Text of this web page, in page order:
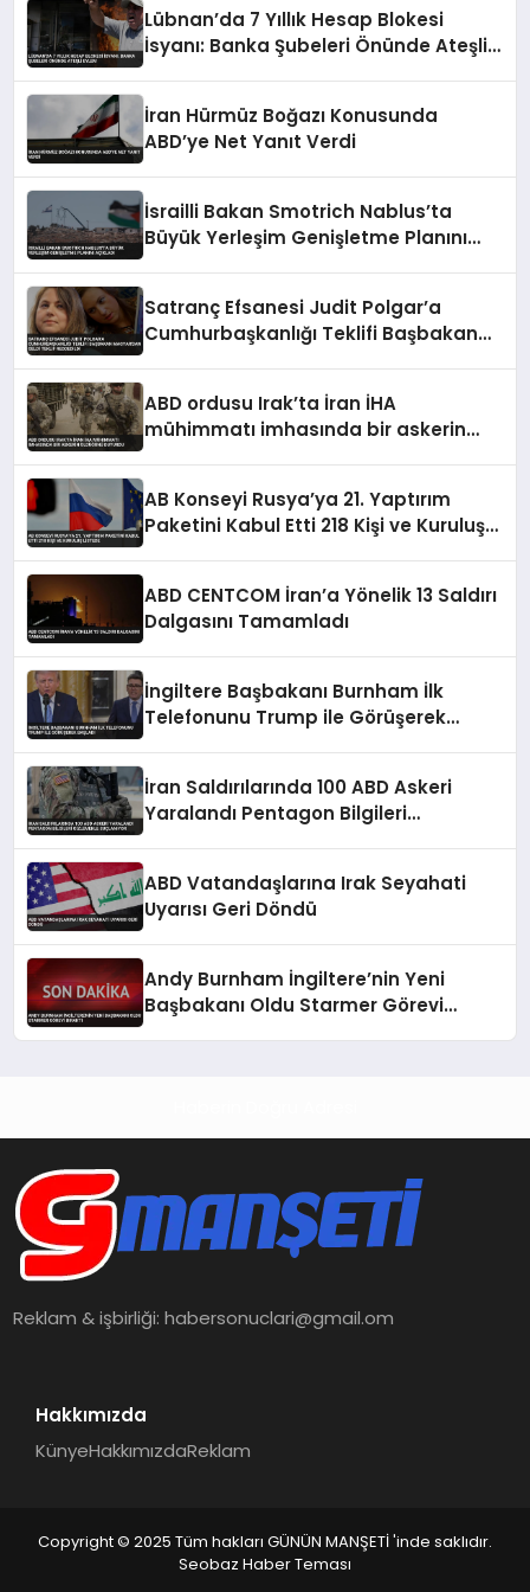
Lübnan’da 7 Yıllık Hesap Blokesi
İsyanı: Banka Şubeleri Önünde Ateşli
İran Hürmüz Boğazı Konusunda
ABD’ye Net Yanıt Verdi
İsrailli Bakan Smotrich Nablus’ta
Büyük Yerleşim Genişletme Planını
Satranç Efsanesi Judit Polgar’a
Cumhurbaşkanlığı Teklifi Başbakan
ABD ordusu Irak’ta İran İHA
mühimmatı imhasında bir askerin
AB Konseyi Rusya’ya 21. Yaptırım
Paketini Kabul Etti 218 Kişi ve Kuruluş
ABD CENTCOM İran’a Yönelik 13 Saldırı
Dalgasını Tamamladı
İngiltere Başbakanı Burnham İlk
Telefonunu Trump ile Görüşerek
İran Saldırılarında 100 ABD Askeri
Yaralandı Pentagon Bilgileri
ABD Vatandaşlarına Irak Seyahati
Uyarısı Geri Döndü
Andy Burnham İngiltere’nin Yeni
Başbakanı Oldu Starmer Görevi
Reklam & işbirliği:habersonuclari@gmail.om
Hakkımızda
KünyeHakkımızdaReklam
Copyright © 2025 Tüm hakları GÜNÜN MANŞETİ 'inde saklıdır.
Seobaz Haber Teması